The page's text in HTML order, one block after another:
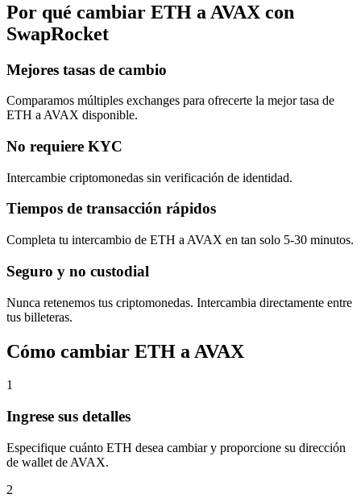
Por qué cambiar ETH a AVAX con
SwapRocket
Mejores tasas de cambio
Comparamos múltiples exchanges para ofrecerte la mejor tasa de
ETH a AVAX disponible.
No requiere KYC
Intercambie criptomonedas sin verificación de identidad.
Tiempos de transacción rápidos
Completa tu intercambio de ETH a AVAX en tan solo 5-30 minutos.
Seguro y no custodial
Nunca retenemos tus criptomonedas. Intercambia directamente entre
tus billeteras.
Cómo cambiar ETH a AVAX
1
Ingrese sus detalles
Especifique cuánto ETH desea cambiar y proporcione su dirección
de wallet de AVAX.
2